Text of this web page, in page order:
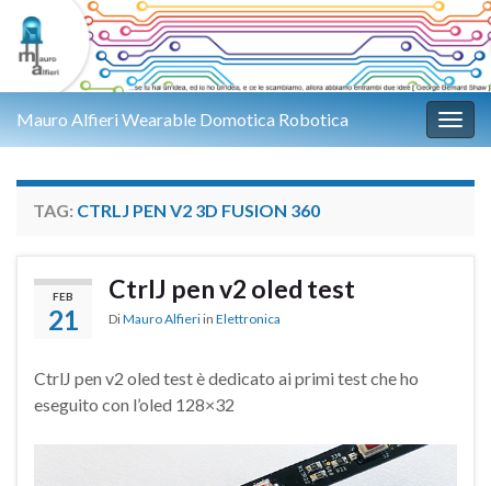
Mauro Alfieri Wearable Domotica Robotica
TAG: CTRLJ PEN V2 3D FUSION 360
FEB
21
CtrlJ pen v2 oled test
DiMauro Alfieri in Elettronica
CtrlJ pen v2 oled test è dedicato ai primi test che ho
eseguito con l’oled 128×32